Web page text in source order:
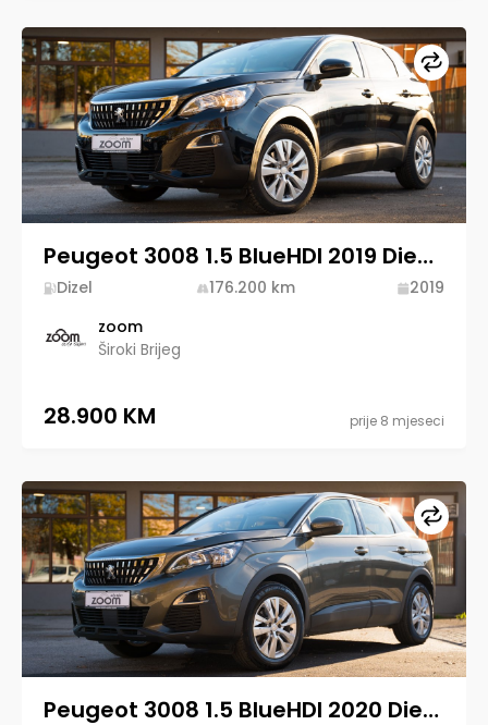
Peugeot 3008 1.5 BlueHDI 2019 Diesel
Dizel 176.200 km
2019
zoom
Široki Brijeg
28.900 KM prije 8 mjeseci
Peugeot 3008 1.5 BlueHDI 2020 Diesel